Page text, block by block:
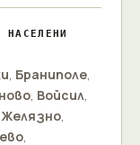
, Браниполе,
, Войсил,
Желязно,
,